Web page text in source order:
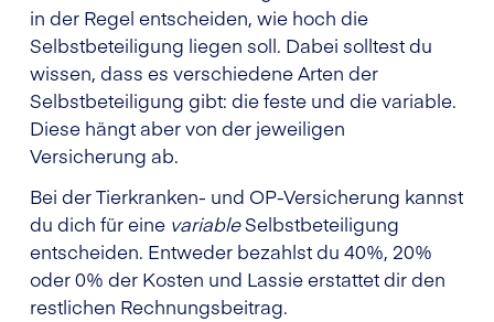
in der Regel entscheiden, wie hoch die
Selbstbeteiligung liegen soll. Dabei solltest du
wissen, dass es verschiedene Arten der
Selbstbeteiligung gibt: die feste und die variable.
Diese hängt aber von der jeweiligen
Versicherung ab.
Bei der Tierkranken- und OP-Versicherung kannst
du dich für eine variableSelbstbeteiligung
entscheiden. Entweder bezahlst du 40%, 20%
oder 0% der Kosten und Lassie erstattet dir den
restlichen Rechnungsbeitrag.